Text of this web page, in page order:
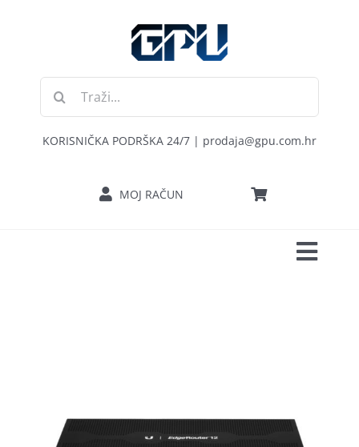
Traži...
KORISNIČKA PODRŠKA 24/7 | prodaja@gpu.com.hr
MOJ RAČUN
KABELI I KONEKTORI